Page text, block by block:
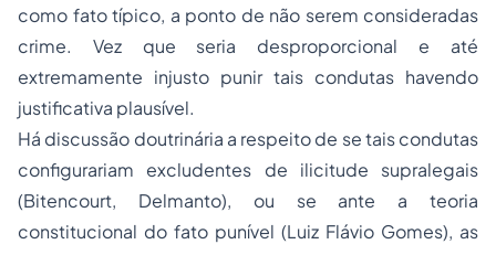
como fato típico, a ponto de não serem consideradas
crime. Vez que seria desproporcional e até
extremamente injusto punir tais condutas havendo
justificativa plausível.
Há discussão doutrinária a respeito de se tais condutas
configurariam excludentes de ilicitude supralegais
(Bitencourt, Delmanto), ou se ante a teoria
constitucional do fato punível (Luiz Flávio Gomes), as